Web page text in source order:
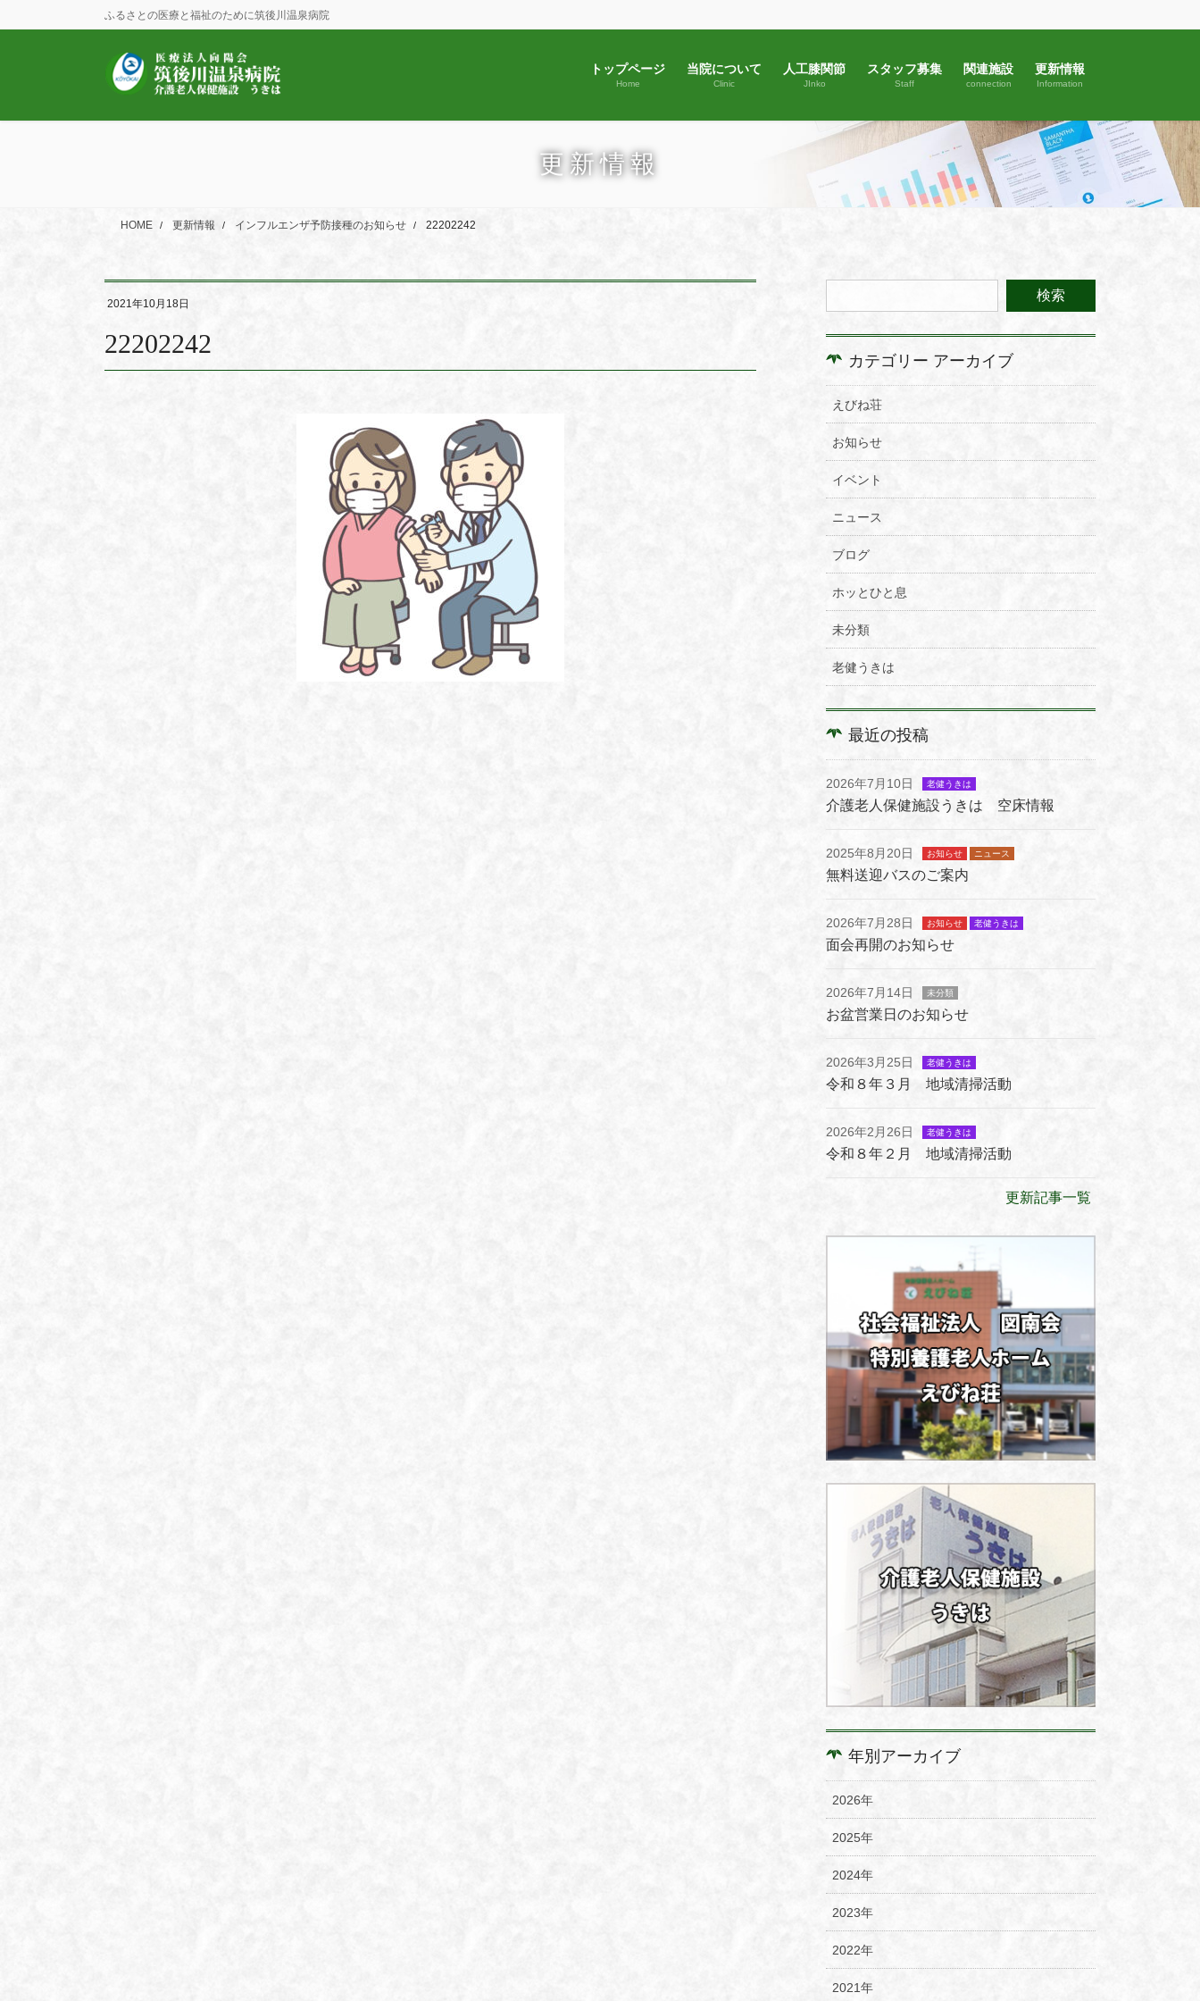
ン
ビ
ふるさとの医療と福祉のために筑後川温泉病院
トップページ
Home
当院について
Clinic
人工膝関節
JInko
スタッフ募集
Staff
関連施設
connection
更新情報
Information
更新情報
HOME 更新情報 インフルエンザ予防接種のお知らせ 22202242
2021年10月18日
22202242
カテゴリー アーカイブ
えびね荘
お知らせ
イベント
ニュース
ブログ
ホッとひと息
未分類
老健うきは
最近の投稿
2026年7月10日 老健うきは
介護老人保健施設うきは 空床情報
2025年8月20日 お知らせ ニュース
無料送迎バスのご案内
2026年7月28日 お知らせ 老健うきは
面会再開のお知らせ
2026年7月14日 未分類
お盆営業日のお知らせ
2026年3月25日 老健うきは
令和８年３月 地域清掃活動
2026年2月26日 老健うきは
令和８年２月 地域清掃活動
更新記事一覧
年別アーカイブ
2026年
2025年
2024年
2023年
2022年
2021年